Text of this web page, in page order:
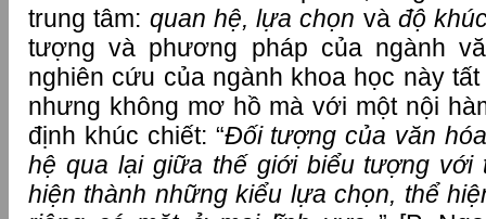
trung tâm: quan hệ, lựa chọn vàđộ
tượng và phương pháp của ngành
nghiên cứu của ngành khoa học này tất
nhưng không mơ hồ mà với một nội
định khúc chiết: “Đối tượng của văn
hệ qua lại giữa thế giới biểu tượng với
hiện thành những kiểu lựa chọn, thể